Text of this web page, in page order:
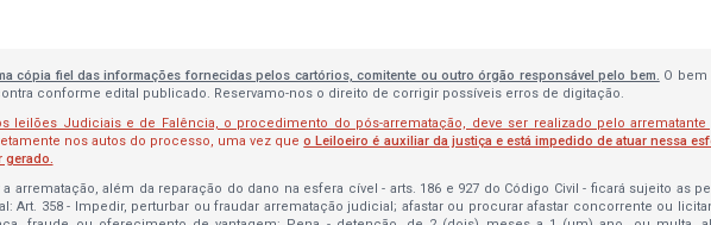
cópia fiel das informações fornecidas pelos cartórios, comitente ou outro órgão responsável pelo bem. O bem
conforme edital publicado. Reservamo-nos o direito de corrigir possíveis erros de digitação.
leilões Judiciais e de Falência, o procedimento do pós-arrematação, deve ser realizado pelo
nos autos do processo, uma vez queo Leiloeiro é auxiliar da justiça e está impedido de atuar nessa
gerado.
arrematação, além da reparação do dano na esfera cível - arts. 186 e 927 do Código Civil - ficará sujeito as
Art. 358 - Impedir, perturbar ou fraudar arrematação judicial; afastar ou procurar afastar concorrente ou